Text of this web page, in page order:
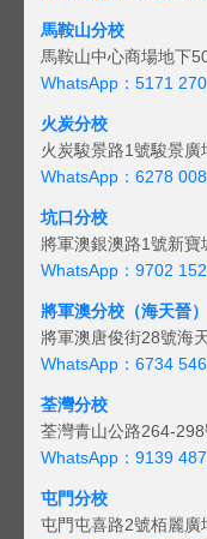
馬鞍山分校
馬鞍山中心商場地下
WhatsApp：5171
火炭分校
火炭駿景路1號駿景廣
WhatsApp：6278
坑口分校
將軍澳銀澳路1號新寶
WhatsApp：9702
將軍澳分校（海天晉）
將軍澳唐俊街28號海
WhatsApp：6734
荃灣分校
荃灣青山公路264-
WhatsApp：9139
屯門分校
屯門屯喜路2號栢麗廣